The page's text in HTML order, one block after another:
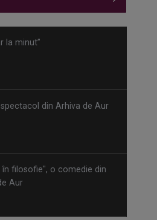
la minut”
spectacol din Arhiva de Aur
în filosofie", o comedie din
Aur